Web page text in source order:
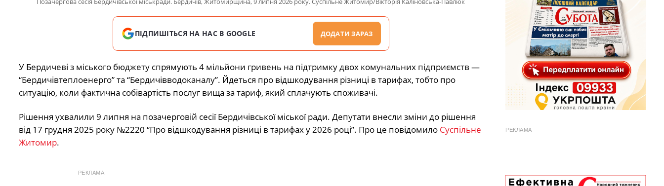
ПІДПИШІТЬСЯ НА НАС В GOOGLE ДОДАТИ ЗАРАЗ
У Бердичеві з міського бюджету спрямують 4 мільйони гривень на підтримку двох комунальних підприємств —
“Бердичівтеплоенерго” та “Бердичівводоканалу”. Йдеться про відшкодування різниці в тарифах, тобто про
ситуацію, коли фактична собівартість послуг вища за тариф, який сплачують споживачі.
Рішення ухвалили 9 липня на позачерговій сесії Бердичівської міської ради. Депутати внесли зміни до рішення
від 17 грудня 2025 року №2220 “Про відшкодування різниці в тарифах у 2026 році”. Про це повідомило Суспільне
Житомир.
РЕКЛАМА
РЕКЛАМА